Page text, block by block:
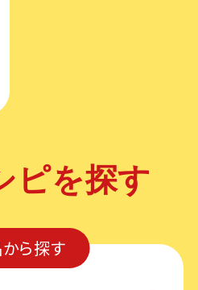
ピを探す
ら探す